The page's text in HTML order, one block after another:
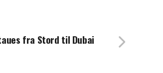
fra Stord til Dubai